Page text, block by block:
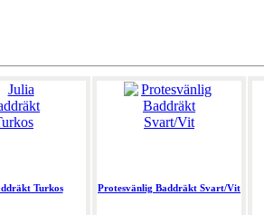
Turkos Protesvänlig Baddräkt Svart/Vit